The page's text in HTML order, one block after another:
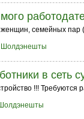
семейных
Шолдэнешты
в сеть
!!! Требуются